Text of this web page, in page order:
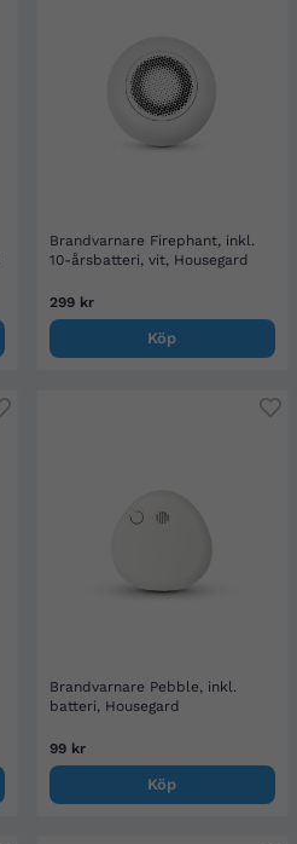
Brandvarnare Firephant, inkl.
10-årsbatteri, vit, Housegard
299 kr
Köp
Brandvarnare Pebble, inkl.
batteri, Housegard
99 kr
Köp